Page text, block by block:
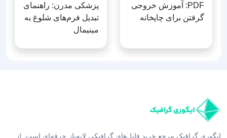
ایگوری گرافیک مرجع خرید فایل‌های گرافیکی لایه‌باز حرفه‌ای است. از
طرح آماده تا طراحی اختصاصی، با قیمت مناسب و کیفیت عالی در کنار